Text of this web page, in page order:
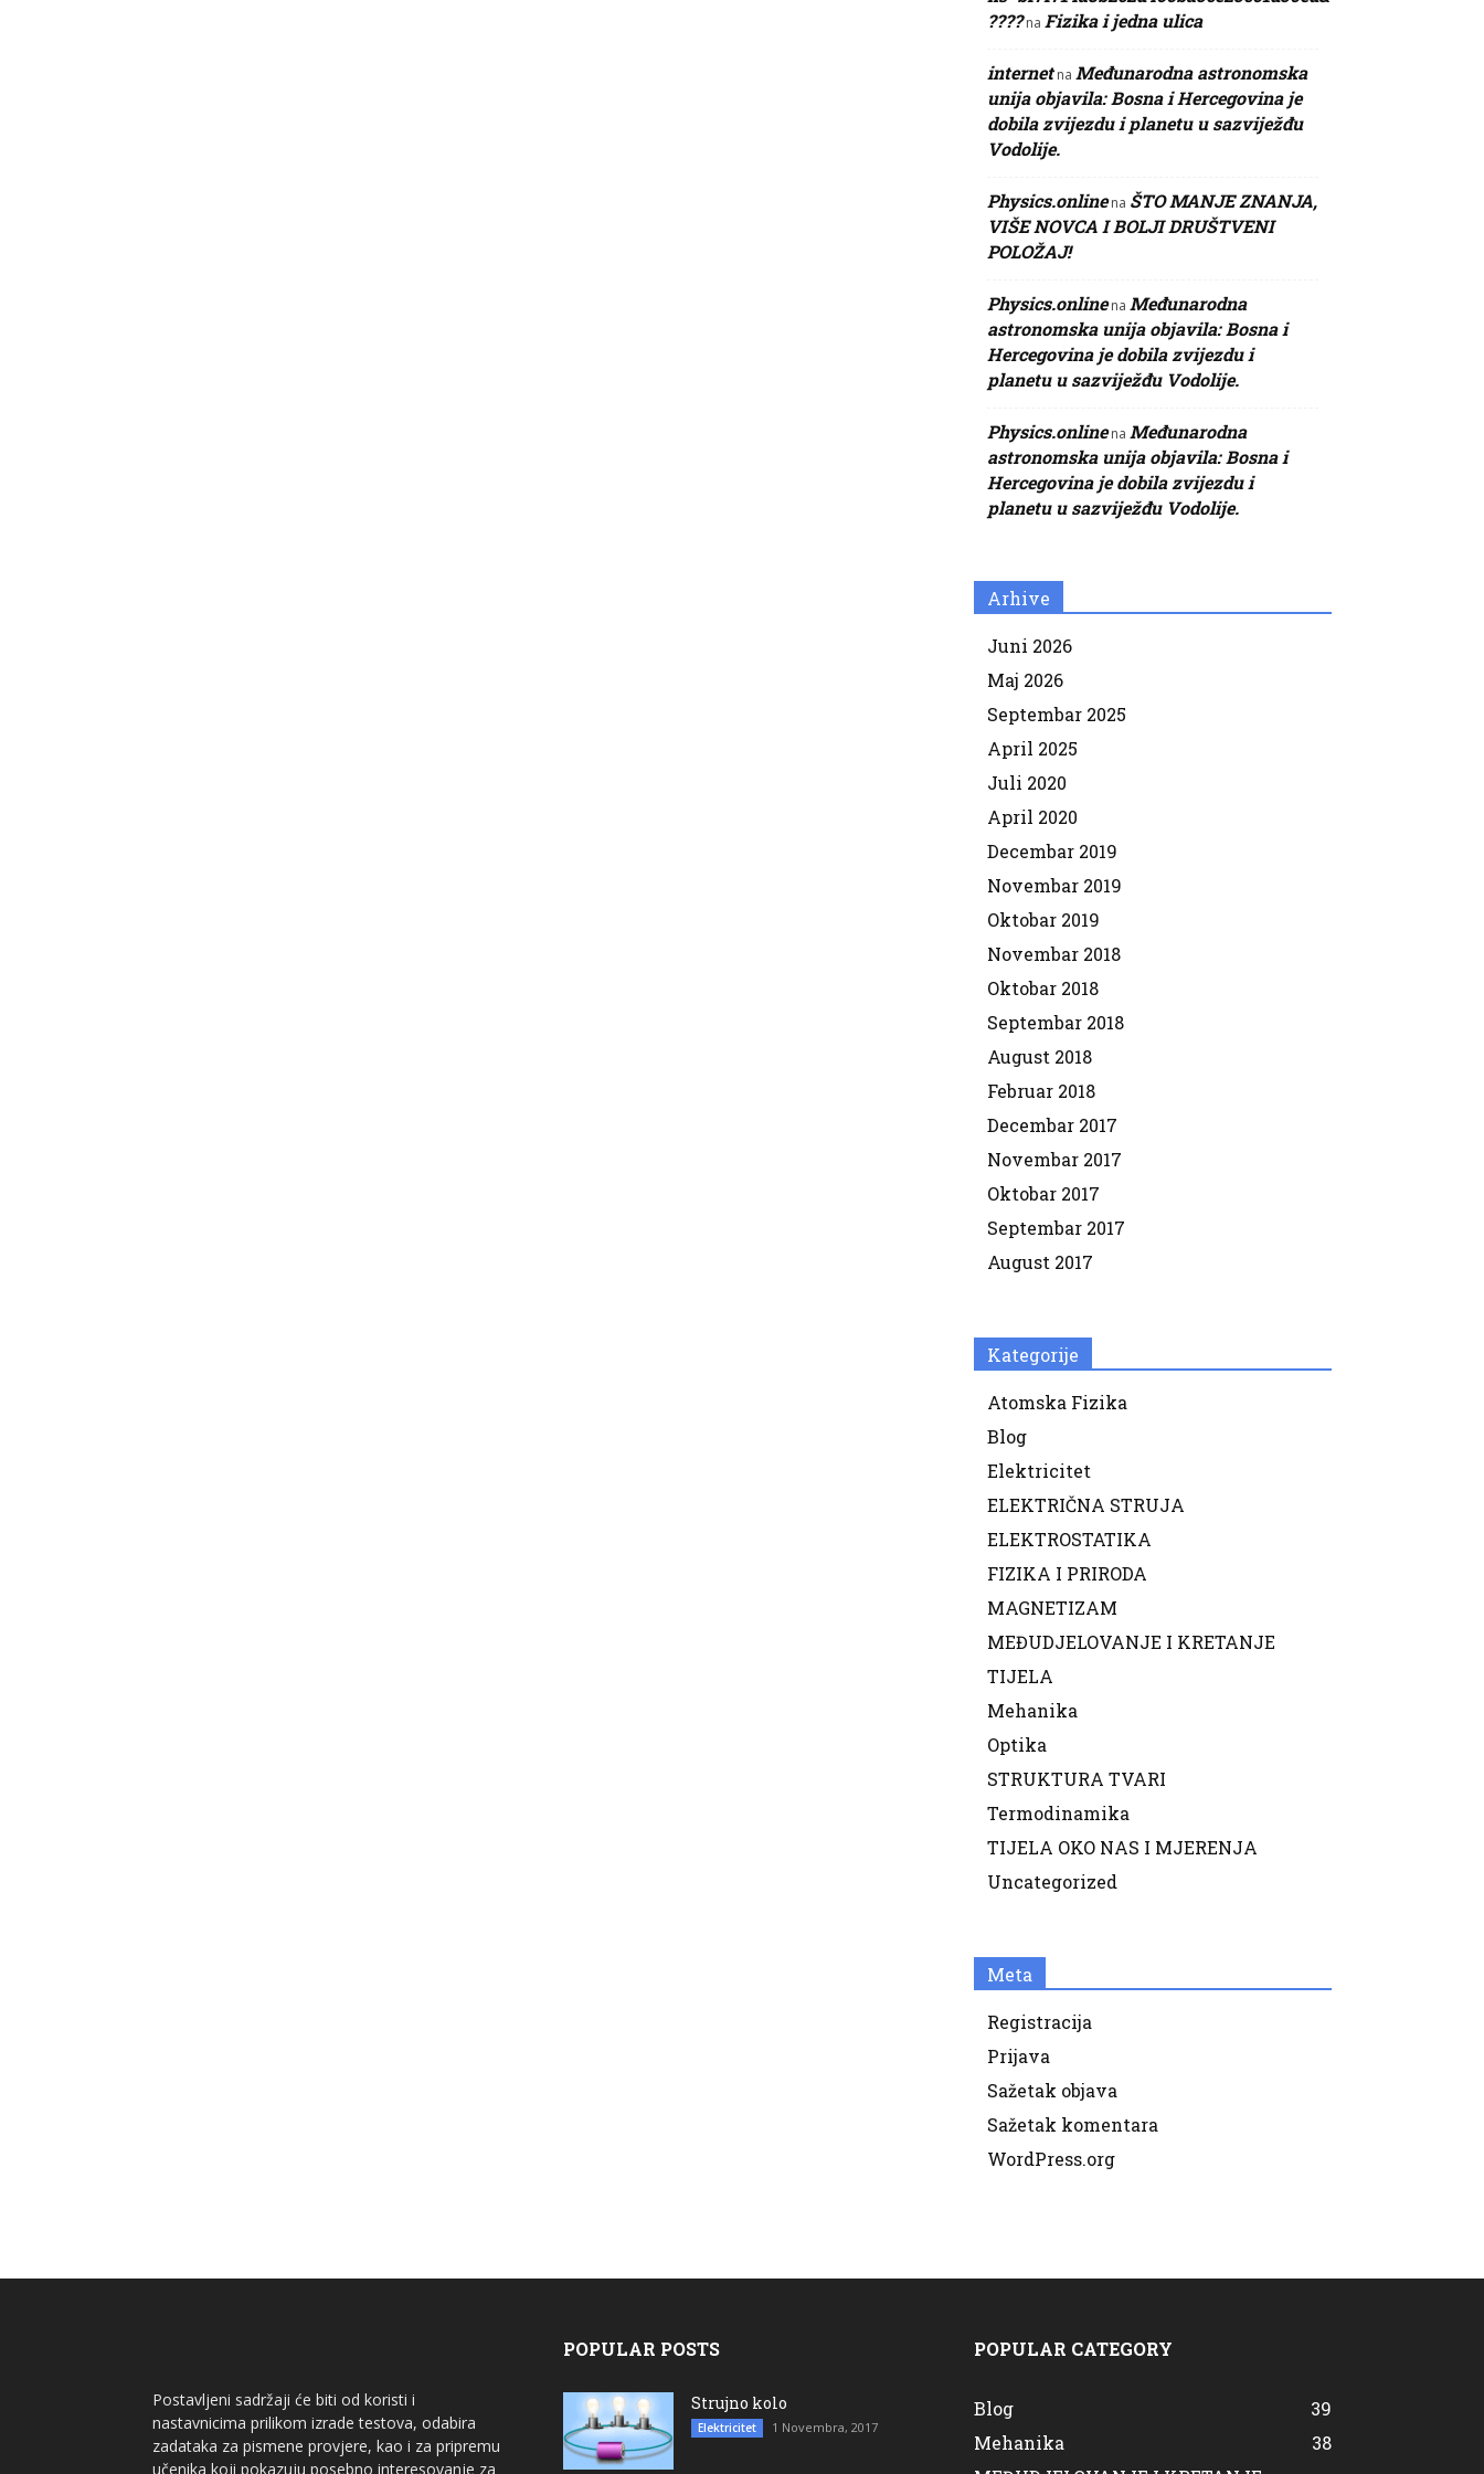
????na Fizika i jedna ulica
internetna Međunarodna astronomska
unija objavila: Bosna i Hercegovina je
dobila zvijezdu i planetu u sazviježđu
Vodolije.
Physics.onlinena ŠTO MANJE ZNANJA,
VIŠE NOVCA I BOLJI DRUŠTVENI
POLOŽAJ!
Physics.onlinena Međunarodna
astronomska unija objavila: Bosna i
Hercegovina je dobila zvijezdu i
planetu u sazviježđu Vodolije.
Physics.onlinena Međunarodna
astronomska unija objavila: Bosna i
Hercegovina je dobila zvijezdu i
planetu u sazviježđu Vodolije.
Arhive
Juni 2026
Maj 2026
Septembar 2025
April 2025
Juli 2020
April 2020
Decembar 2019
Novembar 2019
Oktobar 2019
Novembar 2018
Oktobar 2018
Septembar 2018
August 2018
Februar 2018
Decembar 2017
Novembar 2017
Oktobar 2017
Septembar 2017
August 2017
Kategorije
Atomska Fizika
Blog
Elektricitet
ELEKTRIČNA STRUJA
ELEKTROSTATIKA
FIZIKA I PRIRODA
MAGNETIZAM
MEĐUDJELOVANJE I KRETANJE
TIJELA
Mehanika
Optika
STRUKTURA TVARI
Termodinamika
TIJELA OKO NAS I MJERENJA
Uncategorized
Meta
Registracija
Prijava
Sažetak objava
Sažetak komentara
WordPress.org
Postavljeni sadržaji će biti od koristi i
nastavnicima prilikom izrade testova, odabira
zadataka za pismene provjere, kao i za pripremu
učenika koji pokazuju posebno interesovanje za
POPULAR POSTS
Strujno kolo
Elektricitet 1 Novembra, 2017
POPULAR CATEGORY
Blog
39
Mehanika
38